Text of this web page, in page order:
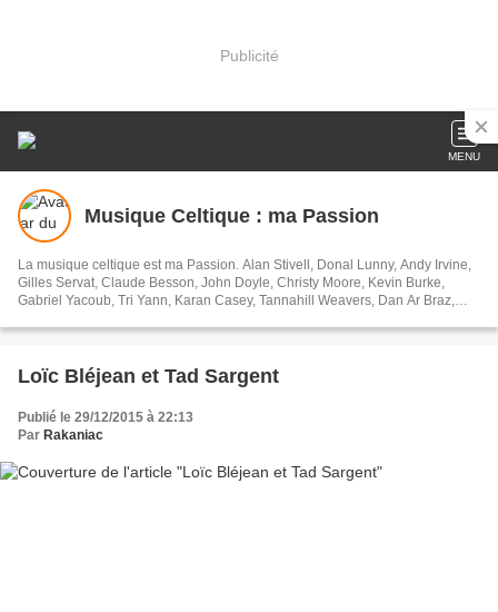
Publicité
MENU
Musique Celtique : ma Passion
La musique celtique est ma Passion. Alan Stivell, Donal Lunny, Andy Irvine,
Gilles Servat, Claude Besson, John Doyle, Christy Moore, Kevin Burke,
Gabriel Yacoub, Tri Yann, Karan Casey, Tannahill Weavers, Dan Ar Braz,
Dogs,Fairport Convention, Clannad,The High Kings, Davy Spillane, Cormac
Jackson, Phil Cunningham, Tim Edey, Steven Cooney, Liam O' Flynn, Julie
Fowlis,Cécile Corbel, Gwenael Kerleo...
Loïc Bléjean et Tad Sargent
Publié le 29/12/2015 à 22:13
Par Rakaniac